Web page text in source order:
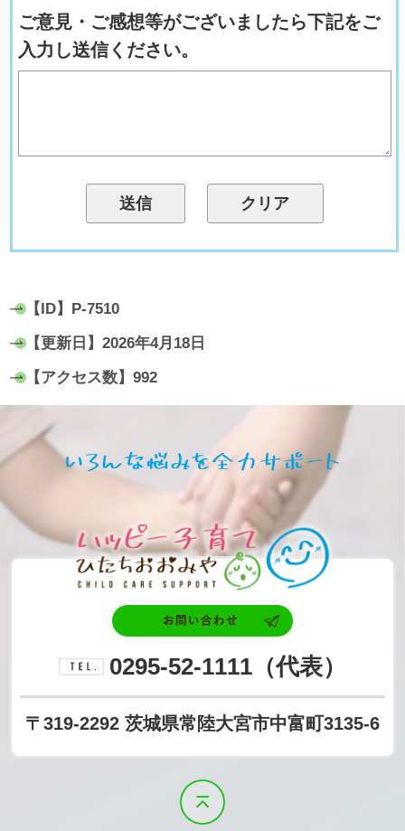
ご意見・ご感想等がございましたら下記をご
入力し送信ください。
【ID】 P-7510
【更新日】 2026年4月18日
【アクセス数】 992
電話番号
0295-52-1111 （代表）
〒319-2292 茨城県常陸大宮市中富町3135-6